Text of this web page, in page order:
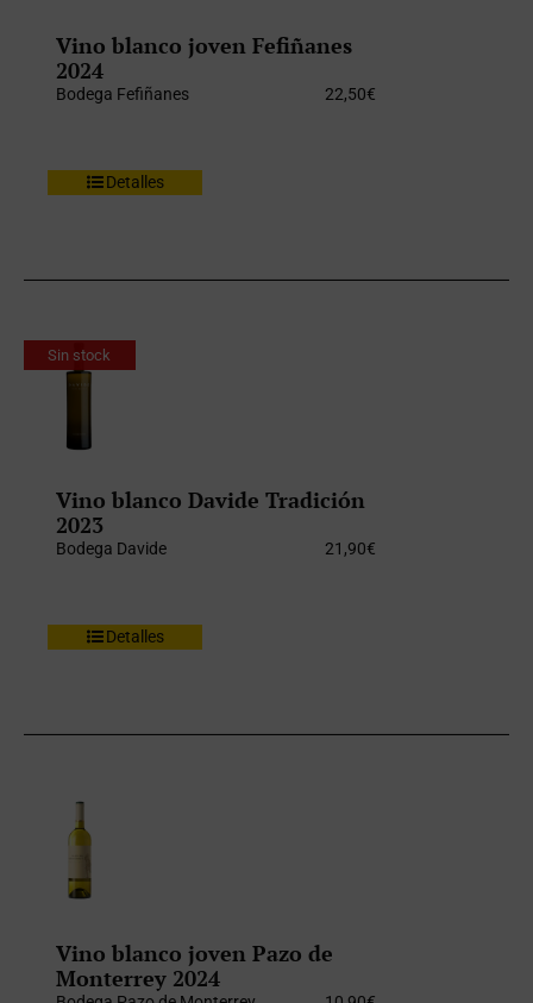
Vino blanco joven Fefiñanes
2024
Bodega Fefiñanes 22,50€
Detalles
Sin stock
Vino blanco Davide Tradición
2023
Bodega Davide 21,90€
Detalles
Vino blanco joven Pazo de
Monterrey 2024